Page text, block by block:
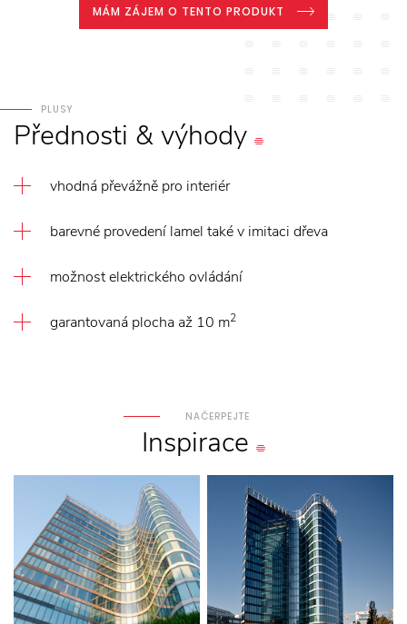
MÁM ZÁJEM O TENTO PRODUKT
PLUSY
Přednosti &výhody
vhodná převážně pro interiér
barevné provedení lamel také v imitaci dřeva
možnost elektrického ovládání
garantovaná plocha až 10 m2
NAČERPEJTE
Inspirace